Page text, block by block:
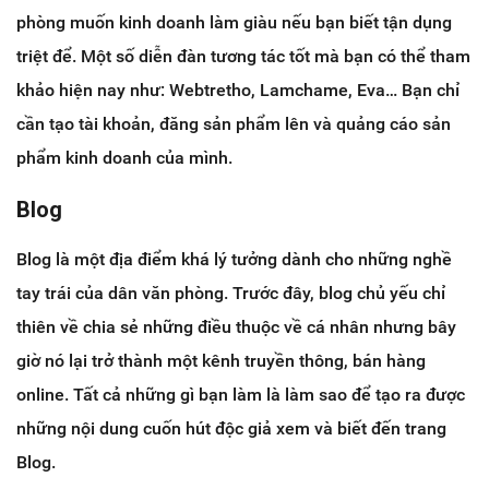
phòng muốn kinh doanh làm giàu nếu bạn biết tận dụng
triệt để. Một số diễn đàn tương tác tốt mà bạn có thể tham
khảo hiện nay như: Webtretho, Lamchame, Eva… Bạn chỉ
cần tạo tài khoản, đăng sản phẩm lên và quảng cáo sản
phẩm kinh doanh của mình.
Blog
Blog là một địa điểm khá lý tưởng dành cho những nghề
tay trái của dân văn phòng. Trước đây, blog chủ yếu chỉ
thiên về chia sẻ những điều thuộc về cá nhân nhưng bây
giờ nó lại trở thành một kênh truyền thông, bán hàng
online. Tất cả những gì bạn làm là làm sao để tạo ra được
những nội dung cuốn hút độc giả xem và biết đến trang
Blog.